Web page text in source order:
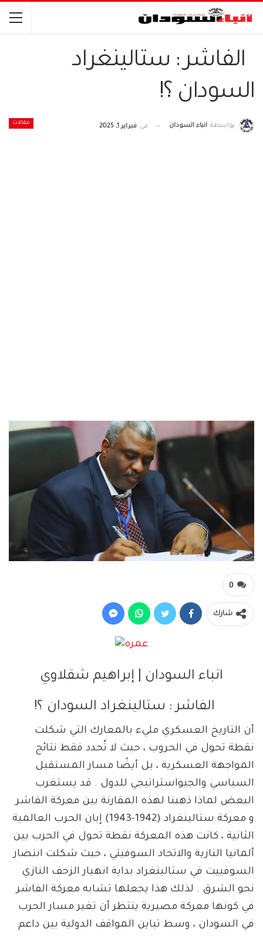
الفاشر : ستالينغراد
السودان ؟!
مقالات بواسطة انباء السودان في فبراير 1, 2025
0
شارك
انباء السودان | إبراهيم شقلاوي
الفاشر : ستالينغراد السودان ؟!
أن التاريخ العسكري مليء بالمعارك التي شكلت
نقطة تحول في الحروب ، حيث لا تُحدد فقط نتائج
المواجهة العسكرية ، بل أيضًا مسار المستقبل
السياسي والجيواستراتيجي للدول . قد يستغرب
البعض لماذا ذهبنا لهذه المقارنة بين معركة الفاشر
و معركة ستالينغراد (1942-1943) إبان الحرب العالمية
الثانية ، كانت هذه المعركة نقطة تحول في الحرب بين
ألمانيا النازية والاتحاد السوفيتي ، حيث شكلت انتصار
السوفييت في ستالينغراد بداية انهيار الزحف النازي
نحو الشرق . لذلك هذا يجعلها تشابه معركة الفاشر
في كونها معركة مصيرية ينتظر أن تغير مسار الحرب
في السودان ، وسط تباين المواقف الدولية بين داعم